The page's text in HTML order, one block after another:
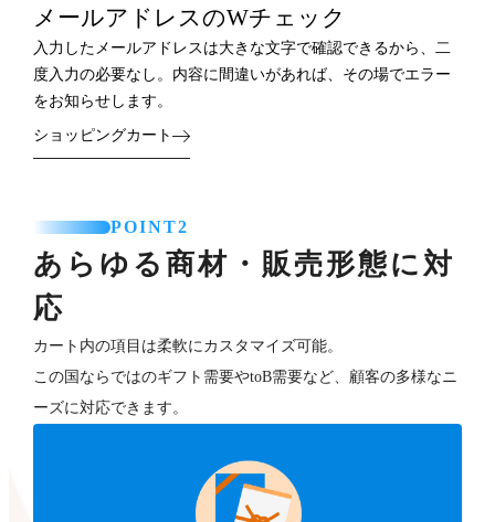
メールアドレスのWチェック
入力したメールアドレスは大きな文字で確認できるから、二
度入力の必要なし。内容に間違いがあれば、その場でエラー
をお知らせします。
ショッピングカート
POINT2
あらゆる商材・販売形態に対
応
カート内の項目は柔軟にカスタマイズ可能。
この国ならではのギフト需要やtoB需要など、顧客の多様なニ
ーズに対応できます。